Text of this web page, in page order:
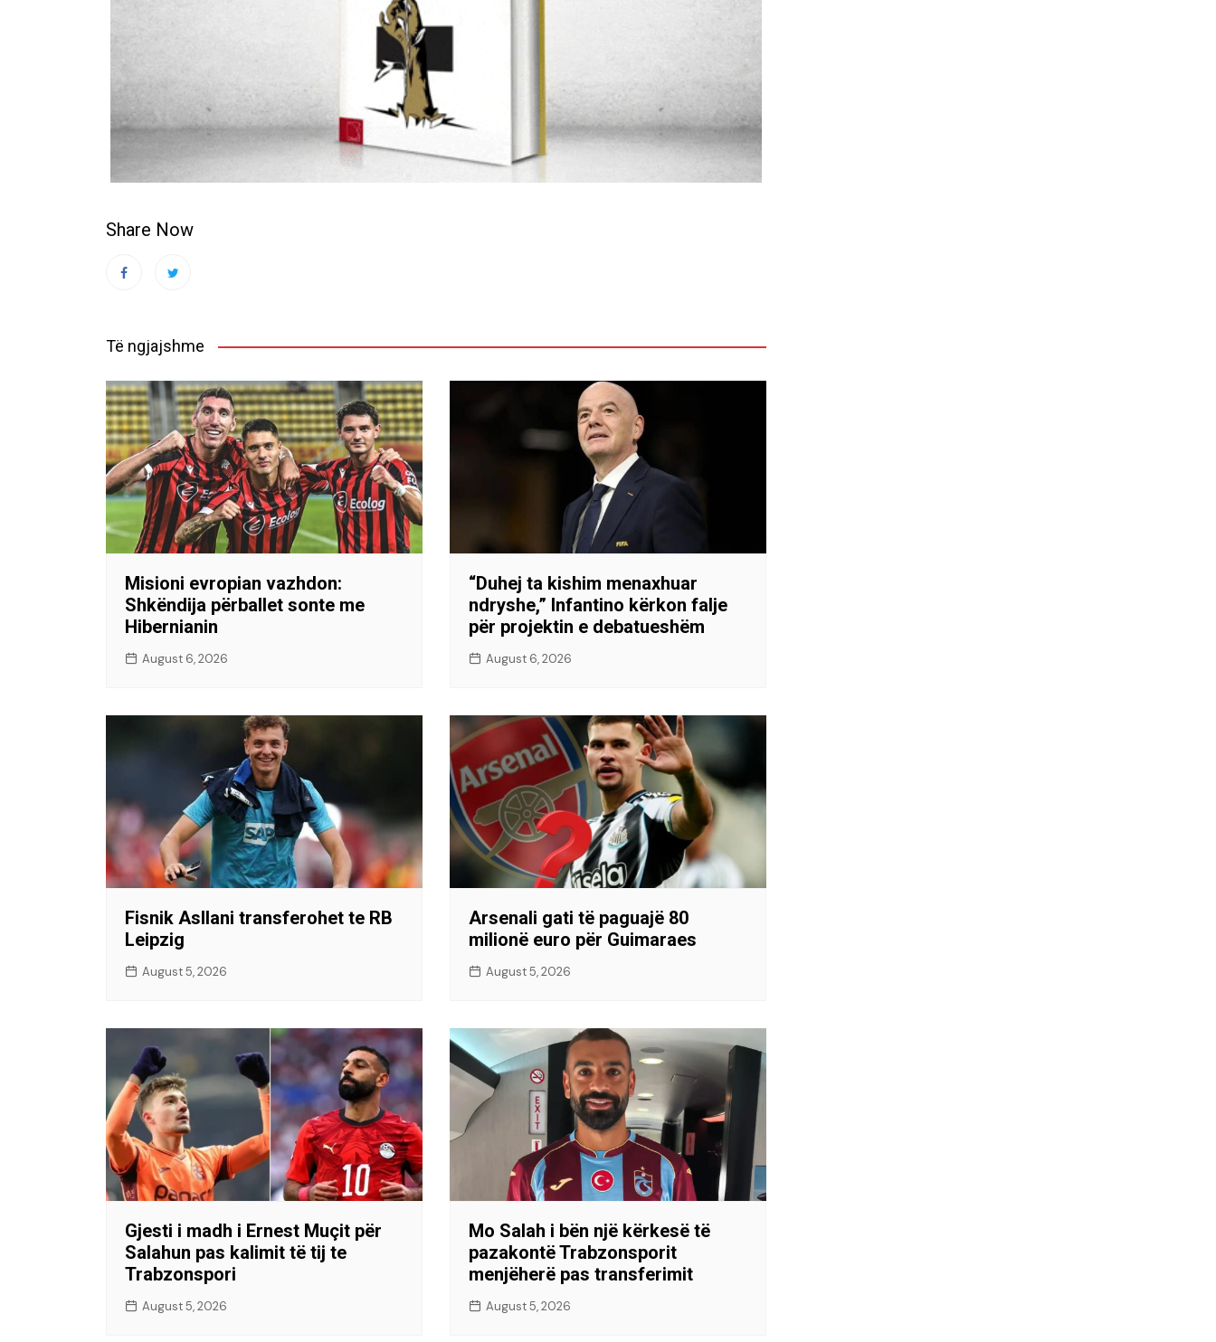
Share Now
Të ngjajshme
Misioni evropian vazhdon:
Shkëndija përballet sonte me
Hibernianin
August 6, 2026
“Duhej ta kishim menaxhuar
ndryshe,” Infantino kërkon falje
për projektin e debatueshëm
August 6, 2026
Fisnik Asllani transferohet te RB
Leipzig
August 5, 2026
Arsenali gati të paguajë 80
milionë euro për Guimaraes
August 5, 2026
Gjesti i madh i Ernest Muçit për
Salahun pas kalimit të tij te
Trabzonspori
August 5, 2026
Mo Salah i bën një kërkesë të
pazakontë Trabzonsporit
menjëherë pas transferimit
August 5, 2026